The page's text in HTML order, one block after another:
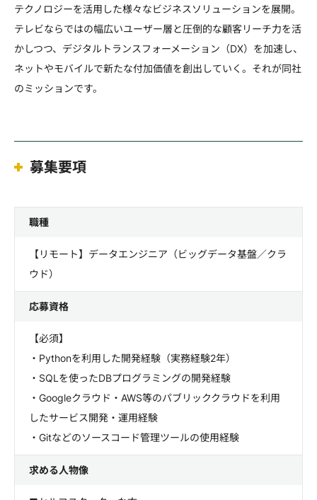
テクノロジーを活用した様々なビジネスソリューションを展開。
テレビならではの幅広いユーザー層と圧倒的な顧客リーチ力を活
かしつつ、デジタルトランスフォーメーション（DX）を加速し、
ネットやモバイルで新たな付加価値を創出していく。それが同社
のミッションです。
募集要項
職種
【リモート】データエンジニア（ビッグデータ基盤／クラ
ウド）
応募資格
【必須】
・Pythonを利用した開発経験（実務経験2年）
・SQLを使ったDBプログラミングの開発経験
・Googleクラウド・AWS等のパブリッククラウドを利用
したサービス開発・運用経験
・Gitなどのソースコード管理ツールの使用経験
求める人物像